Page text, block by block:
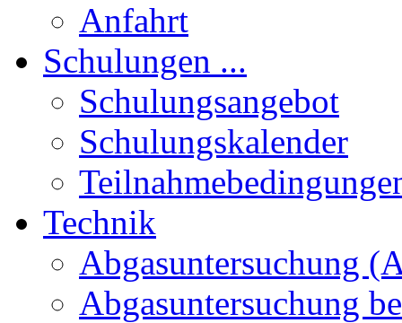
Anfahrt
Schulungen ...
Schulungsangebot
Schulungskalender
Technik
Abgasuntersuchung
Abgasuntersuchung